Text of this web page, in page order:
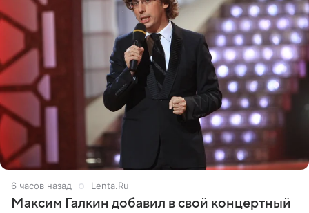
6 часов назад Lenta.Ru
Максим Галкин добавил в свой концертный